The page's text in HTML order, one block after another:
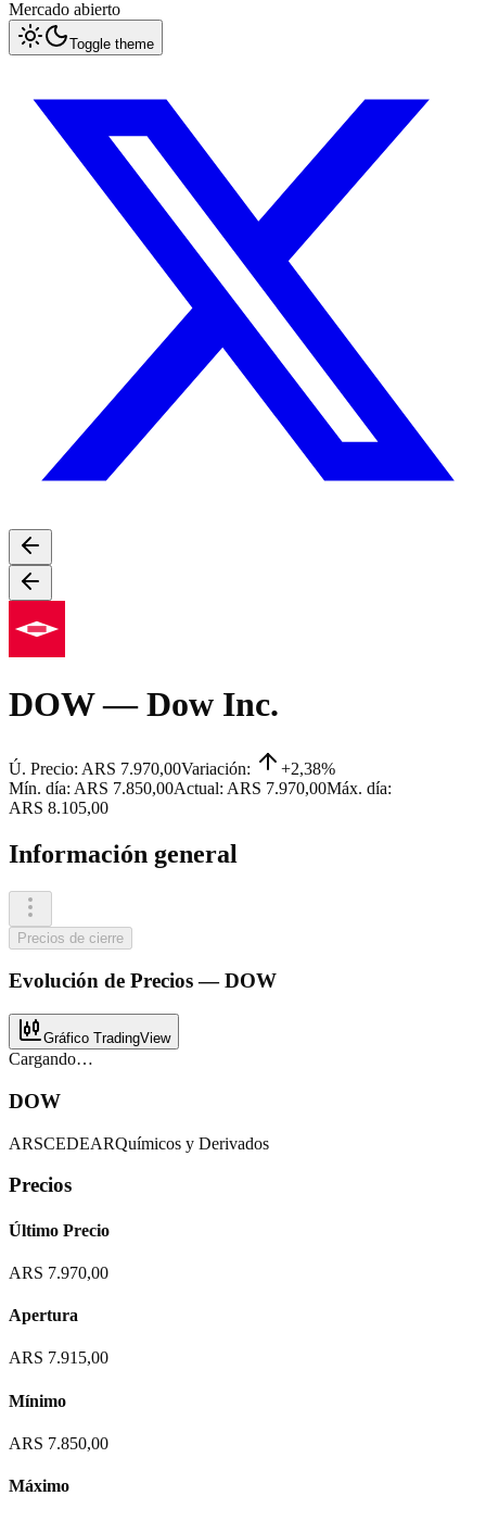
Mercado abierto
Toggle theme
DOW — Dow Inc.
Ú. Precio: ARS 7.970,00Variación:
+2,38%
Mín. día: ARS 7.850,00Actual: ARS 7.970,00Máx. día:
ARS 8.105,00
Información general
Precios de cierre
Evolución de Precios—DOW
Gráfico TradingView
Cargando…
DOW
ARSCEDEARQuímicos y Derivados
Precios
Último Precio
ARS 7.970,00
Apertura
ARS 7.915,00
Mínimo
ARS 7.850,00
Máximo